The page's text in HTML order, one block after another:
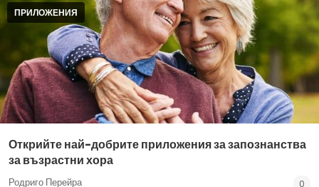
ПРИЛОЖЕНИЯ
Открийте най-добрите приложения за запознанства
за възрастни хора
Родриго Перейра 0